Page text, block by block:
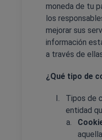
moneda de tu
los
mejorar sus
información
a través de
¿Qué tipo de
Tipos de
entidad